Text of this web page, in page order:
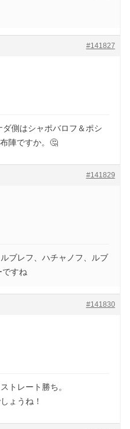
#141827
ダ側はシャポバロフ＆ポシ
陣ですか。🤔
#141829
ブレフ、ハチャノフ、ルブ
ですね
#141830
トレート勝ち。
ょうね！